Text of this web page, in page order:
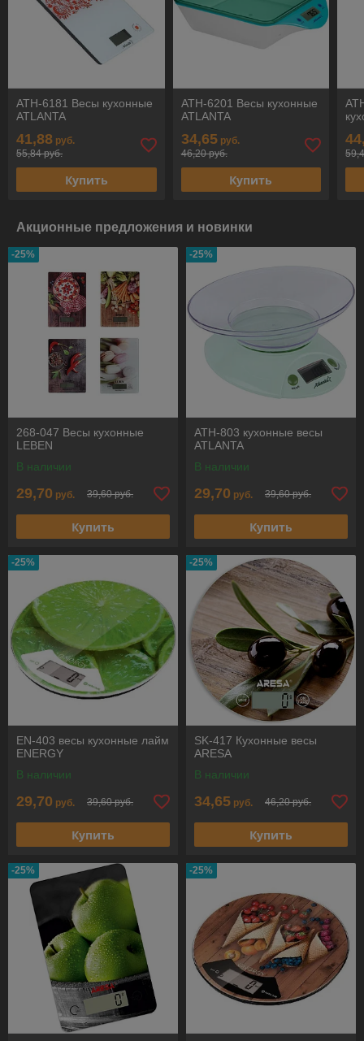
ATH-6181 Весы кухонные
ATLANTA
41,88 руб.
55,84 руб.
Купить
ATH-6201 Весы кухонные
ATLANTA
34,65руб.
46,20 руб.
Купить
Акционные предложения и новинки
-25%
268-047 Весы кухонные
LEBEN
В наличии
29,70 руб. 39,60 руб.
Купить
-25%
ATH-803 кухонные весы
ATLANTA
В наличии
29,70 руб. 39,60 руб.
Купить
-25%
EN-403 весы кухонные лайм
ENERGY
В наличии
29,70 руб. 39,60 руб.
Купить
-25%
SK-417 Кухонные весы
ARESA
В наличии
34,65 руб. 46,20 руб.
Купить
-25% -25%